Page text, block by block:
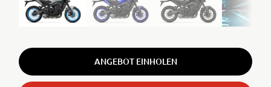
ANGEBOT EINHOLEN